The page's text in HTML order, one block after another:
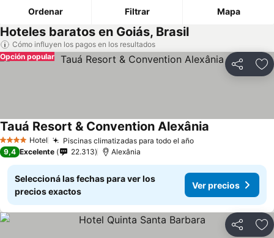
Ordenar Filtrar Mapa
Hoteles baratos en Goiás, Brasil
Cómo influyen los pagos en los resultados
Compartir
Opción popular
4 EstrellasHotel Piscinas climatizadas para todo el añoVer precios
Tauá Resort & Convention Alexânia
9,4 Excelente 22.313 Alexânia
Seleccioná las fechas para ver los
precios exactos
Ver precios
Compartir